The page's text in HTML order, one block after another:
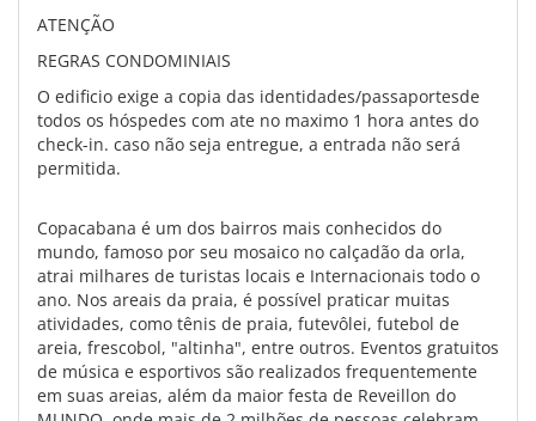
ATENÇÃO
REGRAS CONDOMINIAIS
O edificio exige a copia das identidades/passaportesde
todos os hóspedes com ate no maximo 1 hora antes do
check-in. caso não seja entregue, a entrada não será
permitida.
Copacabana é um dos bairros mais conhecidos do
mundo, famoso por seu mosaico no calçadão da orla,
atrai milhares de turistas locais e Internacionais todo o
ano. Nos areais da praia, é possível praticar muitas
atividades, como tênis de praia, futevôlei, futebol de
areia, frescobol, "altinha", entre outros. Eventos gratuitos
de música e esportivos são realizados frequentemente
em suas areias, além da maior festa de Reveillon do